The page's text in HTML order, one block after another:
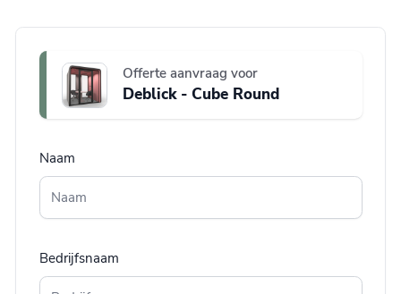
Offerte aanvraag voor
Deblick - Cube Round
Naam
Bedrijfsnaam